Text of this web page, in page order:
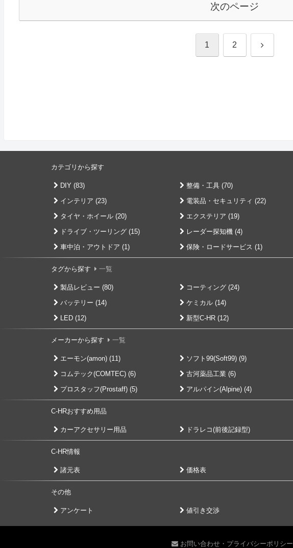
次のページ
1 2 次
カテゴリから探す
DIY (83) 整備・工具 (70)
インテリア (23)
電装品・セキュリティ (22)
タイヤ・ホイール (20)
エクステリア (19)
ドライブ・ツーリング (15)
レーダー探知機 (4)
車中泊・アウトドア (1)
保険・ロードサービス (1)
タグから探す 一覧
製品レビュー (80) コーティング (24)
バッテリー (14)
ケミカル (14)
LED (12)
新型C-HR (12)
メーカーから探す 一覧
エーモン(amon) (11) ソフト99(Soft99) (9)
コムテック(COMTEC) (6)
古河薬品工業 (6)
プロスタッフ(Prostaff) (5)
アルパイン(Alpine) (4)
C-HRおすすめ用品
カーアクセサリー用品 ドラレコ(前後記録型)
C-HR情報
諸元表 価格表
その他
アンケート 値引き交渉
お問い合わせ・プライバシーポリシー